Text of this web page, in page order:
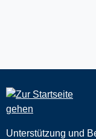
Unterstützung und